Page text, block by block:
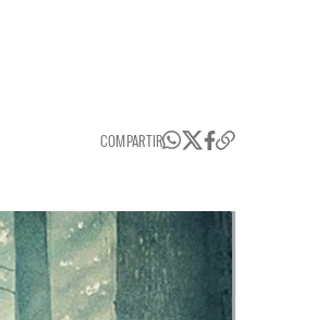
COMPARTIR